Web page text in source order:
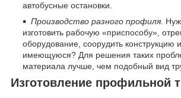
автобусные остановки.
Производство разного профиля.
изготовить рабочую «приспособу»,
оборудование, соорудить конструкцию
имеющуюся? Для решения таких
материала лучше, чем подобный вид
Изготовление профильной